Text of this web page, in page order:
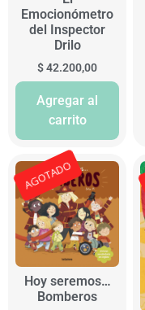
Emocionómetro
del Inspector
Drilo
$42.200,00
Agregar al
carrito
AGOTADO
Hoy seremos…
Bomberos